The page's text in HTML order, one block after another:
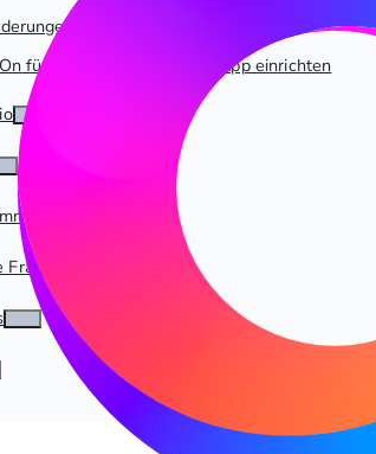
für Fabric-Verbindungen
für dab Nexus Managed App einrichten